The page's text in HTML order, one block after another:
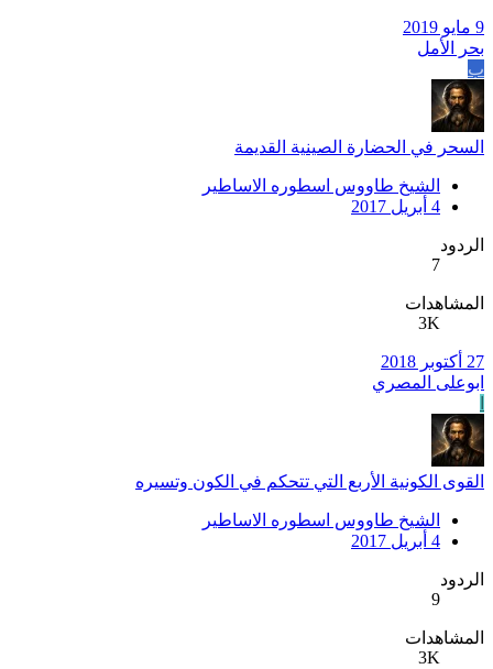
9 مايو 2019
بحر الأمل
ب
السحر في الحضارة الصينية القديمة
الشيخ طاووس اسطوره الاساطير
4 أبريل 2017
الردود
7
المشاهدات
3K
27 أكتوبر 2018
ابوعلى المصري
القوى الكونية الأربع التي تتحكم في الكون وتسيره
الشيخ طاووس اسطوره الاساطير
4 أبريل 2017
الردود
9
المشاهدات
3K